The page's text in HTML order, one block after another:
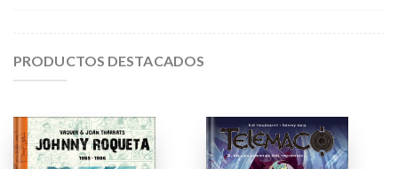
PRODUCTOS DESTACADOS